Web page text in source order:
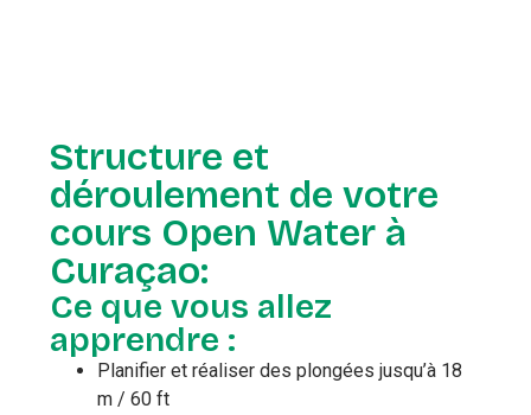
Structure et
déroulement de votre
cours Open Water à
Curaçao:
Ce que vous allez
apprendre :
Planifier et réaliser des plongées jusqu’à 18
m / 60 ft